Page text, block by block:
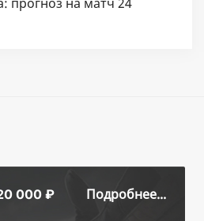
прогноз на матч 24
000 ₽ Подробнее...